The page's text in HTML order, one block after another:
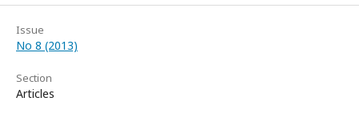
Issue
No 8 (2013)
Section
Articles